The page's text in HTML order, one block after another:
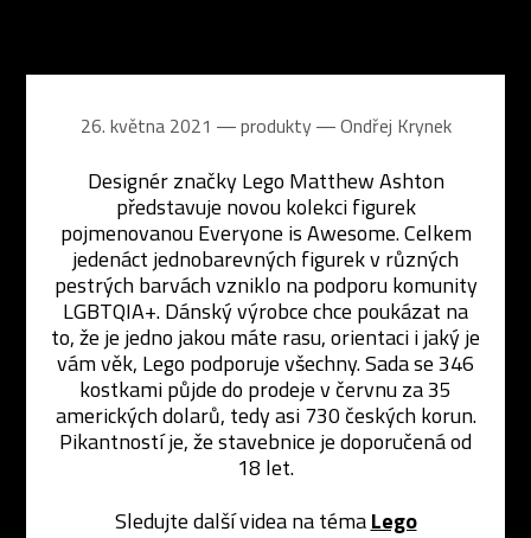
26. května 2021 ― produkty ―Ondřej Krynek
Designér značky Lego Matthew Ashton
představuje novou kolekci figurek
pojmenovanou Everyone is Awesome. Celkem
jedenáct jednobarevných figurek v různých
pestrých barvách vzniklo na podporu komunity
LGBTQIA+. Dánský výrobce chce poukázat na
to, že je jedno jakou máte rasu, orientaci i jaký je
vám věk, Lego podporuje všechny. Sada se 346
kostkami půjde do prodeje v červnu za 35
amerických dolarů, tedy asi 730 českých korun.
Pikantností je, že stavebnice je doporučená od
18 let.
Sledujte další videa na témaLego